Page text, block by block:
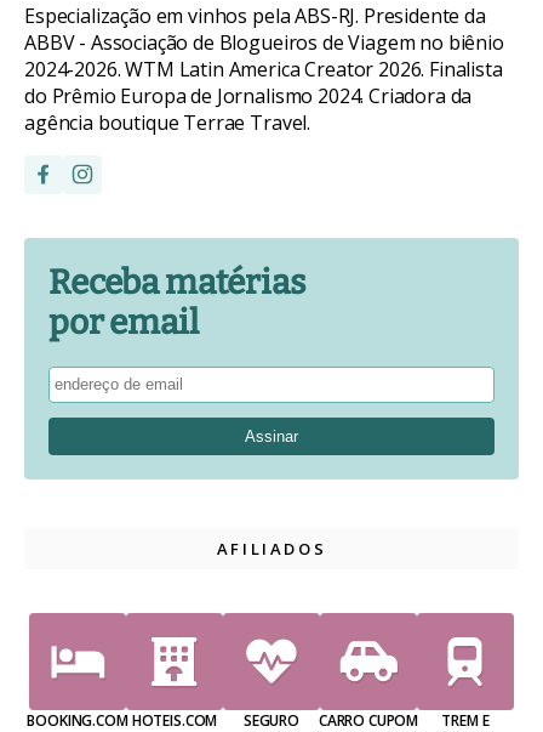
Especialização em vinhos pela ABS-RJ. Presidente da
ABBV - Associação de Blogueiros de Viagem no biênio
2024-2026. WTM Latin America Creator 2026. Finalista
do Prêmio Europa de Jornalismo 2024. Criadora da
agência boutique Terrae Travel.
Receba matérias
por email
AFILIADOS
BOOKING.COMHOTEIS.COM
SEGURO
CARRO CUPOM
TREM E